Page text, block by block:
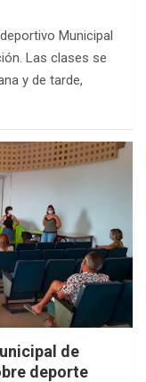
Municipal
Las clases se
y de tarde,
de
deporte